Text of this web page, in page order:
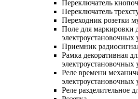
Переключатель
Переключатель
Переходник розетки
Поле для маркировки
электроустановочных
Приемник
Рамка декоративная
электроустановочных
Реле времени
электроустановочных
Реле разделительное